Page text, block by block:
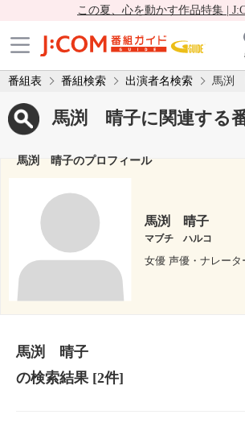
この夏、心を動かす作品特集 |
番組表 番組検索 出演者名検索 馬渕
馬渕 晴子に関連する
馬渕 晴子のプロフィール
馬渕 晴子
マブチ ハルコ
女優 声優・ナレータ
馬渕 晴子
の検索結果[2件]